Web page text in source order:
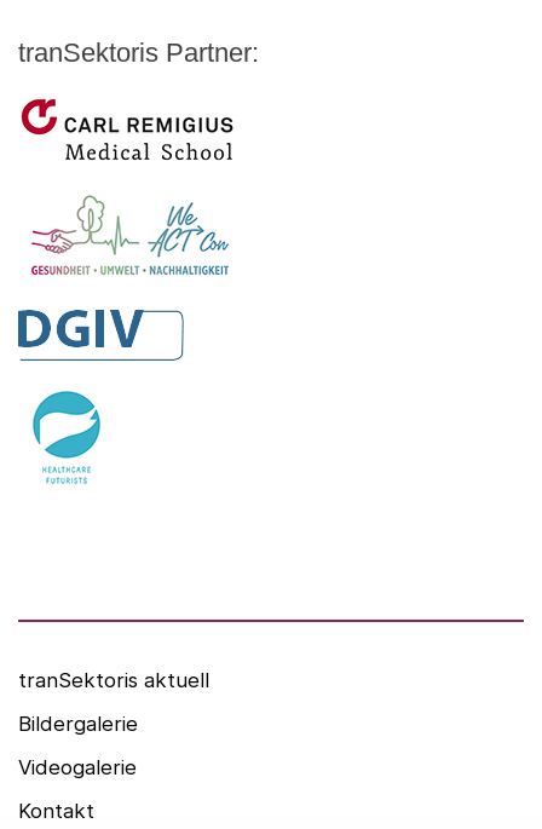
Logo - Medicalvalley
tranSektoris Partner:
Carl Remigius Medical School
WeACT Con
DGIV
HealthCare Futurists
tranSektoris aktuell
Bildergalerie
Videogalerie
Kontakt